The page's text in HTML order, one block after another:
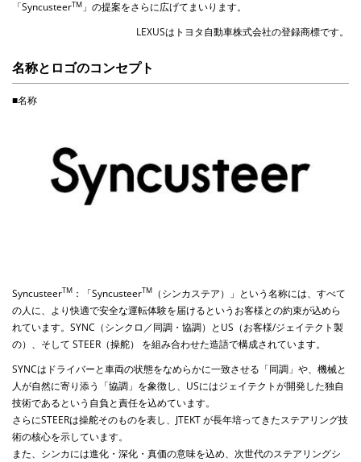
「SyncusteerTM 」の提案をさらに広げてまいります。
LEXUSはトヨタ自動車株式会社の登録商標です。
名称とロゴのコンセプト
■名称
SyncusteerTM ：「SyncusteerTM （シンカステア）」という名称には、すべて
の人に、より快適で安全な運転体験を届けるというお客様との約束が込めら
れています。 SYNC （シンクロ／同調・協調）とUS （お客様/ジェイテクト製
の）、そして STEER （操舵） を組み合わせた造語で構成されています。
SYNCはドライバーと車両の状態をなめらかに一致させる「同調」や、機械と
人が自然に寄り添う「協調」を象徴し、 USにはジェイテクトが開発した独自
技術であるという自負と責任を込めています。
さらにSTEERは操舵そのものを表し、 JTEKTが長年培ってきたステアリング技
術の核心を示しています。
また、シンカには進化・深化・真価の意味を込め、次世代のステアリングシ